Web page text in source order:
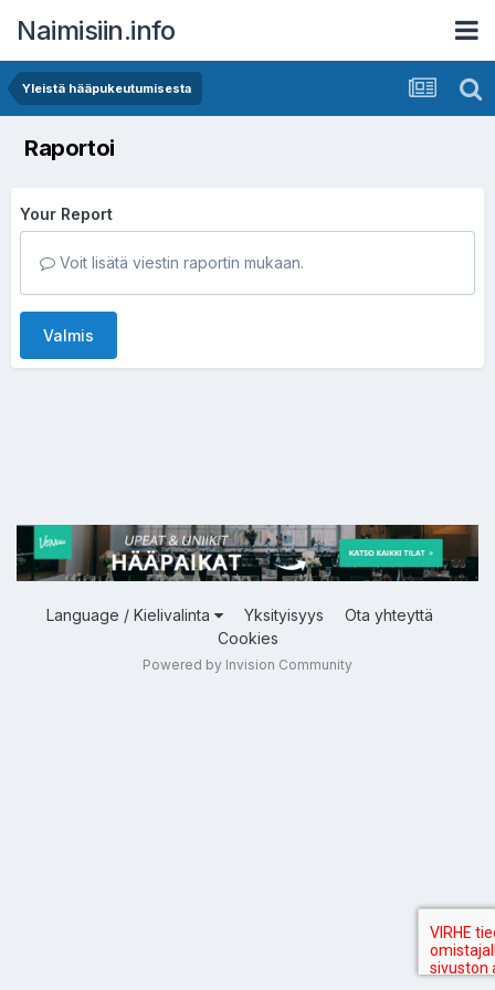
Naimisiin.info
Yleistä hääpukeutumisesta
Raportoi
Your Report
Voit lisätä viestin raportin mukaan.
Valmis
Language / Kielivalinta Yksityisyys
Ota yhteyttä
Cookies
Powered by Invision Community